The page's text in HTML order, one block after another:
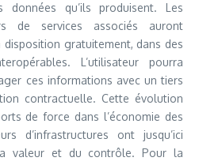
qu’ils produisent. Les
de services associés auront
gratuitement, dans des
L’utilisateur pourra
ces informations avec un tiers
contractuelle. Cette évolution
de force dans l’économie des
d’infrastructures ont jusqu’ici
valeur et du contrôle. Pour la